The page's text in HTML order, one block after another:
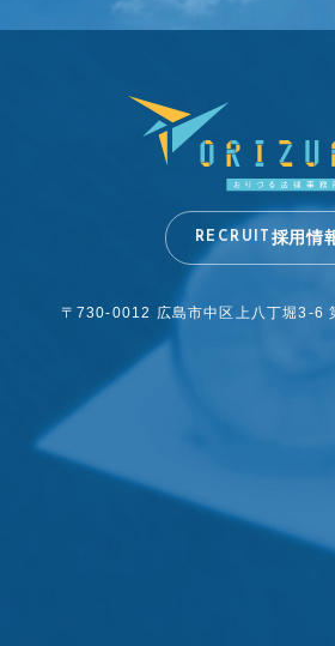
RECRUIT 採用情
〒730-0012 広島市中区上八丁堀3-6